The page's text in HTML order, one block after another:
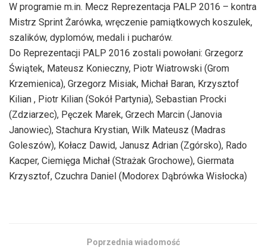
W programie m.in. Mecz Reprezentacja PALP 2016 – kontra
Mistrz Sprint Żarówka, wręczenie pamiątkowych koszulek,
szalików, dyplomów, medali i pucharów.
Do Reprezentacji PALP 2016 zostali powołani: Grzegorz
Świątek, Mateusz Konieczny, Piotr Wiatrowski (Grom
Krzemienica), Grzegorz Misiak, Michał Baran, Krzysztof
Kilian , Piotr Kilian (Sokół Partynia), Sebastian Procki
(Zdziarzec), Pęczek Marek, Grzech Marcin (Janovia
Janowiec), Stachura Krystian, Wilk Mateusz (Madras
Goleszów), Kołacz Dawid, Janusz Adrian (Zgórsko), Rado
Kacper, Ciemięga Michał (Strażak Grochowe), Giermata
Krzysztof, Czuchra Daniel (Modorex Dąbrówka Wisłocka)
Poprzednia wiadomość